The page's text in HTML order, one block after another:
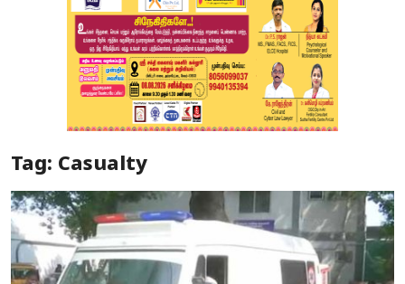
Special Story
Business
Tag: Casualty